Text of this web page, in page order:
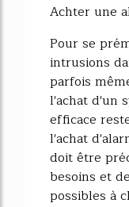
Achter une
Pour se
intrusions
parfois
l'achat d'un
efficace
l'achat
doit être
besoins et
possibles à